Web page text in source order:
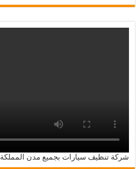
شركة تنظيف سيارات بجميع مدن المملكة